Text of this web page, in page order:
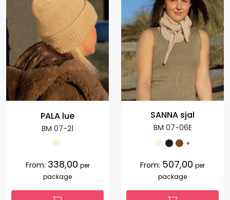
PALA lue
BM 07-21
From: 338,00 per
package
SANNA sjal
BM 07-06E
+
From: 507,00 per
package